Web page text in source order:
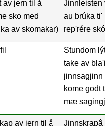
av jern til å
sko med
av skomakar)
Jinnleisten
au brúka ti'
rep'rére
Stundom
take av
jinnsagjinn
kome godt
mæ
av jern til å
Jinnskrapâ